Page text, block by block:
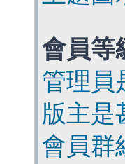
會員等
管理員
版主是
會員群